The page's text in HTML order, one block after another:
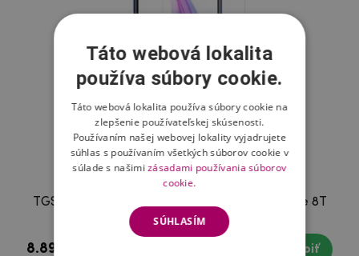
TGS tvrdené sklo pre mobil Xiaomi Redmi Note 8T
8.89 € Kúpiť
Táto webová lokalita
používa súbory cookie.
Táto webová lokalita používa súbory cookie na
zlepšenie používateľskej skúsenosti.
Používaním našej webovej lokality vyjadrujete
súhlas s používaním všetkých súborov cookie v
súlade s našimizásadami používania súborov
cookie.
SÚHLASÍM